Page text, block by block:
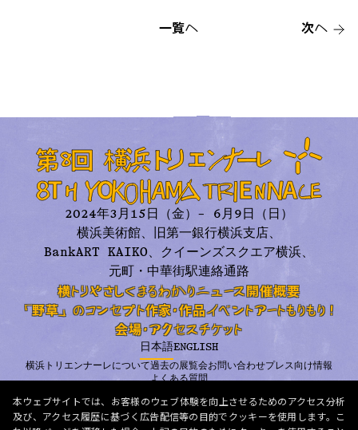
本ウェブサイトでは、お客様のウェブ体験を向上させるためのアクセス分析
及び、アクセス履歴に基づく広告配信等の目的でクッキーを使用します。こ
次へ
一覧へ
2024年3月15日（金）– 6月9日（日）
横浜美術館、旧第一銀行横浜支店、
BankART KAIKO、
クイーンズスクエア横浜、
元町・中華街駅連絡通路
横トリやさしくまるわかりニュース 開催概要
「野草」のコンセプト作家・作品イベントアートもりもり！
会場・アクセスチケット
日本語ENGLISH
横浜トリエンナーレについて過去の展覧会お問い合わせプレス向け情報
よくある質問
© 2026 Organizing Committee for Yokohama Triennale. All Rights Reserved.